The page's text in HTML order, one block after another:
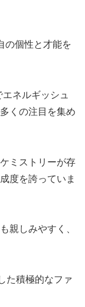
の個性と才能を
ネルギッシュ
くの注目を集め
ミストリーが存
度を誇っていま
親しみやすく、
た積極的なファ